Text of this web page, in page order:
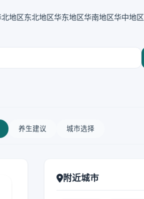
地区东北地区华东地区华南地区华中地区
养生建议 城市选择
附近城市